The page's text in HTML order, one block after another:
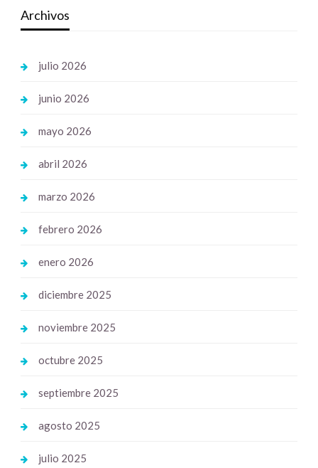
Archivos
julio 2026
junio 2026
mayo 2026
abril 2026
marzo 2026
febrero 2026
enero 2026
diciembre 2025
noviembre 2025
octubre 2025
septiembre 2025
agosto 2025
julio 2025